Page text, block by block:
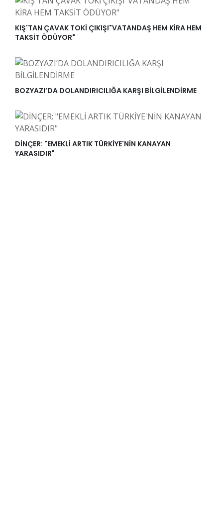
KIŞ'TAN ÇAVAK TOKİ ÇIKIŞI"VATANDAŞ HEM KİRA HEM
TAKSİT ÖDÜYOR"
BOZYAZI’DA DOLANDIRICILIĞA KARŞI BİLGİLENDİRME
DİNÇER: "EMEKLİ ARTIK TÜRKİYE'NİN KANAYAN
YARASIDIR"